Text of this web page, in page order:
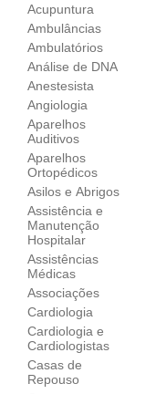
Acupuntura
Ambulâncias
Ambulatórios
Análise de DNA
Anestesista
Angiologia
Aparelhos
Auditivos
Aparelhos
Ortopédicos‎
Asilos e Abrigos
Assistência e
Manutenção
Hospitalar
Assistências
Médicas
Associações
Cardiologia
Cardiologia e
Cardiologistas
Casas de
Repouso